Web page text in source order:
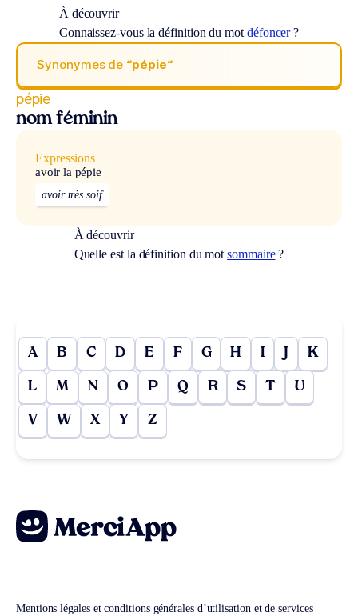
À découvrir
Connaissez-vous la définition du mot défoncer?
Synonymes de “pépie“
pépie
nom féminin
Expressions
avoir la pépie
avoir très soif
À découvrir
Quelle est la définition du motsommaire?
A B C D E F G H I J K
L M N O P Q R S T U
V W X Y Z
Mentions légales et conditions générales d’utilisation et de services